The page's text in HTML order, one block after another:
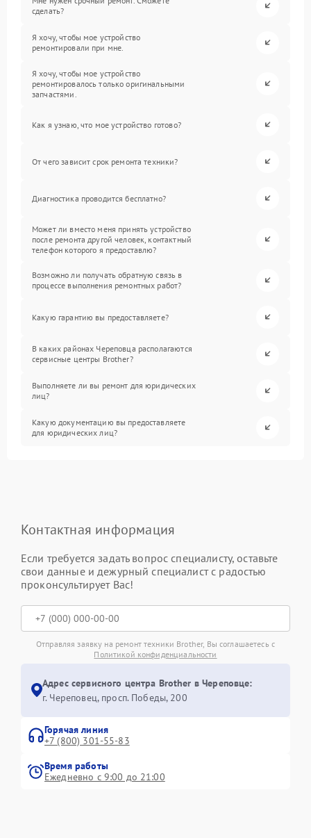
сделать?
Я хочу, чтобы мое устройство
ремонтировали при мне.
Я хочу, чтобы мое устройство
ремонтировалось только оригинальными
запчастями.
Как я узнаю, что мое устройство готово?
От чего зависит срок ремонта техники?
Диагностика проводится бесплатно?
Может ли вместо меня принять устройство
после ремонта другой человек, контактный
телефон которого я предоставлю?
Возможно ли получать обратную связь в
процессе выполнения ремонтных работ?
Какую гарантию вы предоставляете?
В каких районах Череповца располагаются
сервисные центры Brother?
Выполняете ли вы ремонт для юридических
лиц?
Какую документацию вы предоставляете
для юридических лиц?
Контактная информация
Если требуется задать вопрос специалисту, оставьте
свои данные и дежурный специалист с радостью
проконсультирует Вас!
Отправляя заявку на ремонт техники Brother, Вы соглашаетесь с
Политикой конфиденциальности
Адрес сервисного центра Brother в Череповце:
г. Череповец, просп. Победы, 200
Горячая линия
+7 (800) 301-55-83
Время работы
Ежедневно с 9:00 до 21:00